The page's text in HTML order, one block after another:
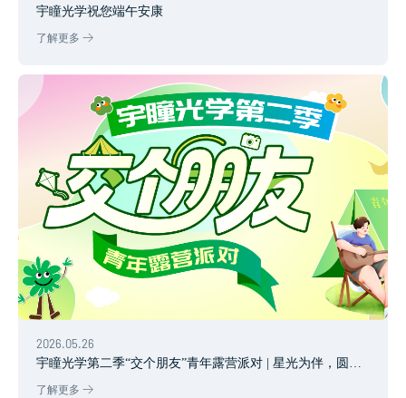
宇瞳光学祝您端午安康
了解更多
2026.05.26
宇瞳光学第二季“交个朋友”青年露营派对 | 星光为伴，圆满
了解更多